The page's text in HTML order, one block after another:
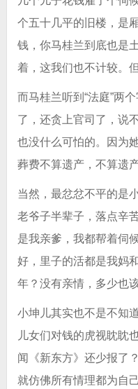
个五十几平的旧楼，是
钱，你马桂兰到底也是
着，这我们也不计较。
而马桂兰听到“法庭”两
了，还贪上官司了，说
也没什么可怕的。因为
葬费不算遗产，不算遗
当然，最忿忿不平的是
老爷子半辈子，落点辛
是我亲爹，我都帮着伺
好，里子的活都是我妈
年？没有亲情，多少也
小坤儿其实也不是不知
儿女们对钱的虎视眈眈
闻《新东方》还少报了
就仿佛所有情理都为自